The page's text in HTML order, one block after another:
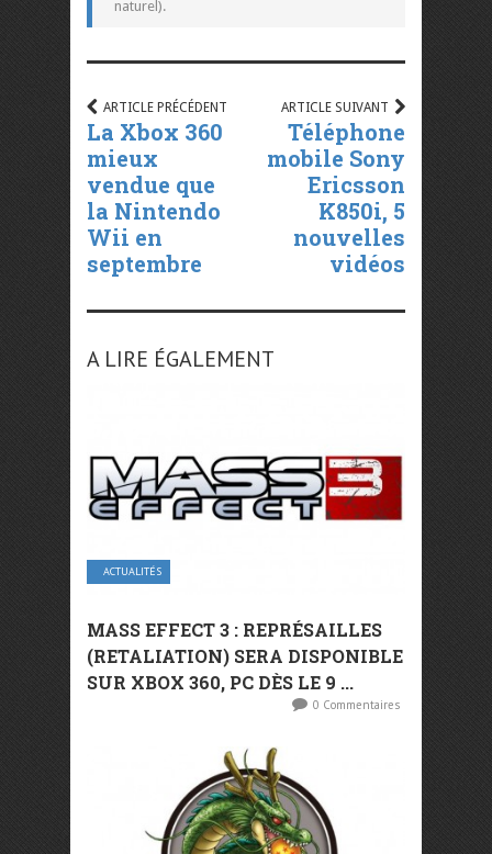
naturel).
ARTICLE PRÉCÉDENT
La Xbox 360
mieux
vendue que
la Nintendo
Wii en
septembre
ARTICLE SUIVANT
Téléphone
mobile Sony
Ericsson
K850i, 5
nouvelles
vidéos
A LIRE ÉGALEMENT
ACTUALITÉS
MASS EFFECT 3 : REPRÉSAILLES
(RETALIATION) SERA DISPONIBLE
SUR XBOX 360, PC DÈS LE 9 ...
0 Commentaires